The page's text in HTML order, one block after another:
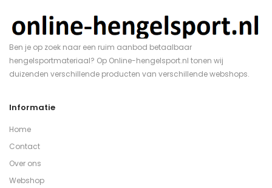
Ben je op zoek naar een ruim aanbod betaalbaar
hengelsportmateriaal? Op Online-hengelsport.nl tonen wij
duizenden verschillende producten van verschillende webshops.
Informatie
Home
Contact
Over ons
Webshop